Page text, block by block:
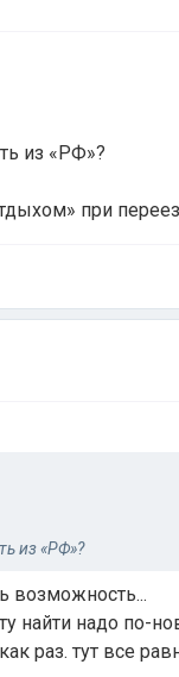
из «РФ»?
при
из «РФ»?
при переезде?
возможность...
найти надо по-
раз. тут все